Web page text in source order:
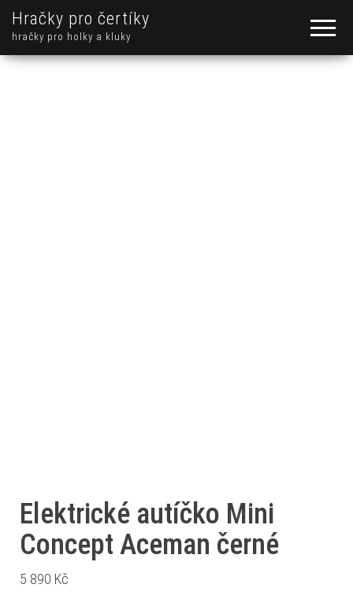
Hračky pro čertíky
hračky pro holky a kluky
Elektrické autíčko Mini
Concept Aceman černé
5 890 Kč